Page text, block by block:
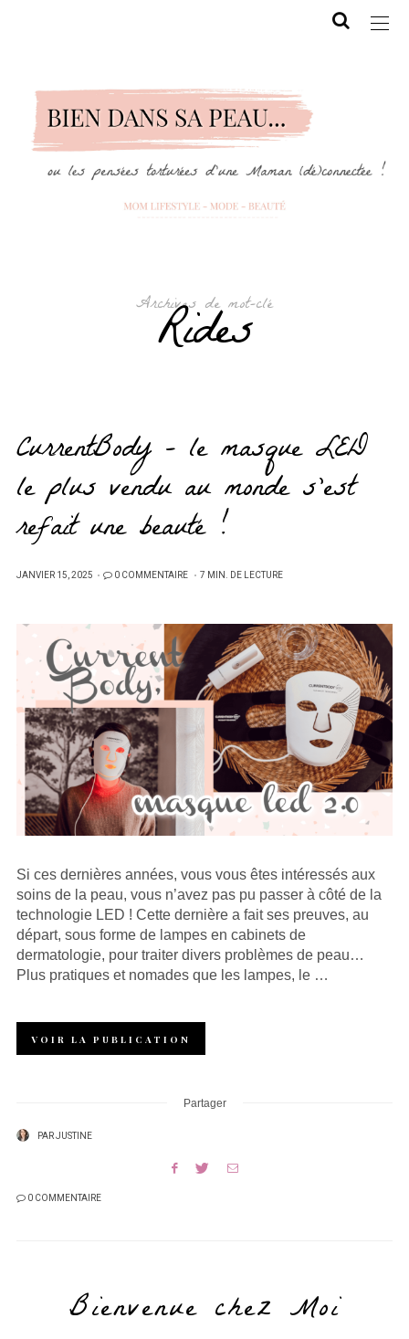
Archives de mot-clé
Rides
CurrentBody – le masque LED
le plus vendu au monde s’est
refait une beauté !
PUBLIÉ
JANVIER 15, 2025 0 COMMENTAIRE 7 MIN. DE LECTURE
Si ces dernières années, vous vous êtes intéressés aux
soins de la peau, vous n’avez pas pu passer à côté de la
technologie LED ! Cette dernière a fait ses preuves, au
départ, sous forme de lampes en cabinets de
dermatologie, pour traiter divers problèmes de peau…
Plus pratiques et nomades que les lampes, le …
VOIR LA PUBLICATION
Partager
PARJUSTINE
0 COMMENTAIRE
Bienvenue chez Moi